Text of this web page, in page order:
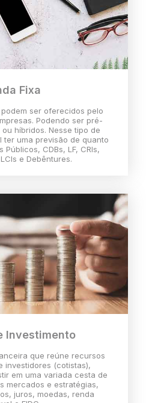
Fixa
ser oferecidos pelo
Podendo ser pré-
híbridos. Nesse tipo de
ter uma previsão de quanto
Públicos, CDBs, LF, CRIs,
e Debêntures.
Investimento
que reúne recursos
investidores (cotistas),
em uma variada cesta de
mercados e estratégias,
juros, moedas, renda